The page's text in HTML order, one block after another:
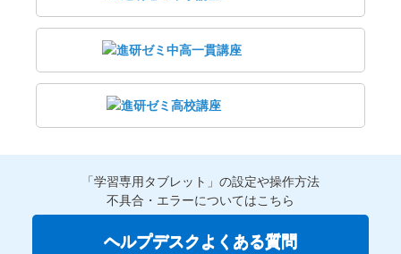
「学習専用タブレット」の設定や操作方法
不具合・エラーについてはこちら
ヘルプデスクよくある質問